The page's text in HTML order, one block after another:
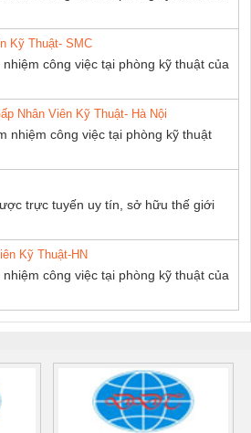
Kỹ Thuật- SMC
công việc tại phòng kỹ thuật của
Nhân Viên Kỹ Thuật- Hà Nội
nhiệm công việc tại phòng kỹ thuật
trực tuyến uy tín, sở hữu thế giới
Kỹ Thuật-HN
công việc tại phòng kỹ thuật của